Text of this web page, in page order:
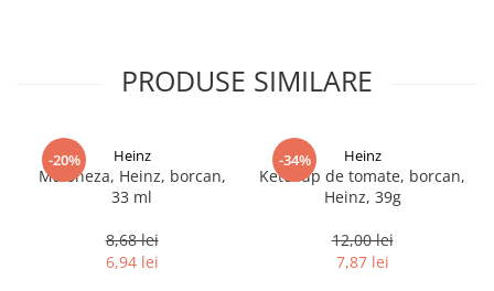
PRODUSE SIMILARE
-20% Heinz
Maioneza, Heinz, borcan,
33 ml
8,68 lei
6,94 lei
-34% Heinz
Ketchup de tomate, borcan,
Heinz, 39g
12,00 lei
7,87 lei